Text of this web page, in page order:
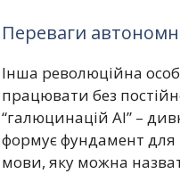
Переваги
Інша революційна
працювати без
“галюцинацій AI” –
формує фундамент для
мови, яку можна